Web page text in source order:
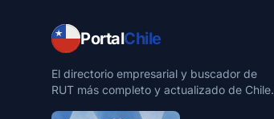
PortalChile
El directorio empresarial y buscador de
RUT más completo y actualizado de Chile.